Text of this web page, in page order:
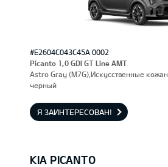
#E2604C043C45A 0002
Picanto 1,0 GDI GT Line AMT
Astro Gray (M7G),Искусственные
черный
Я ЗАИНТЕРЕСОВАН!
KIA PICANTO